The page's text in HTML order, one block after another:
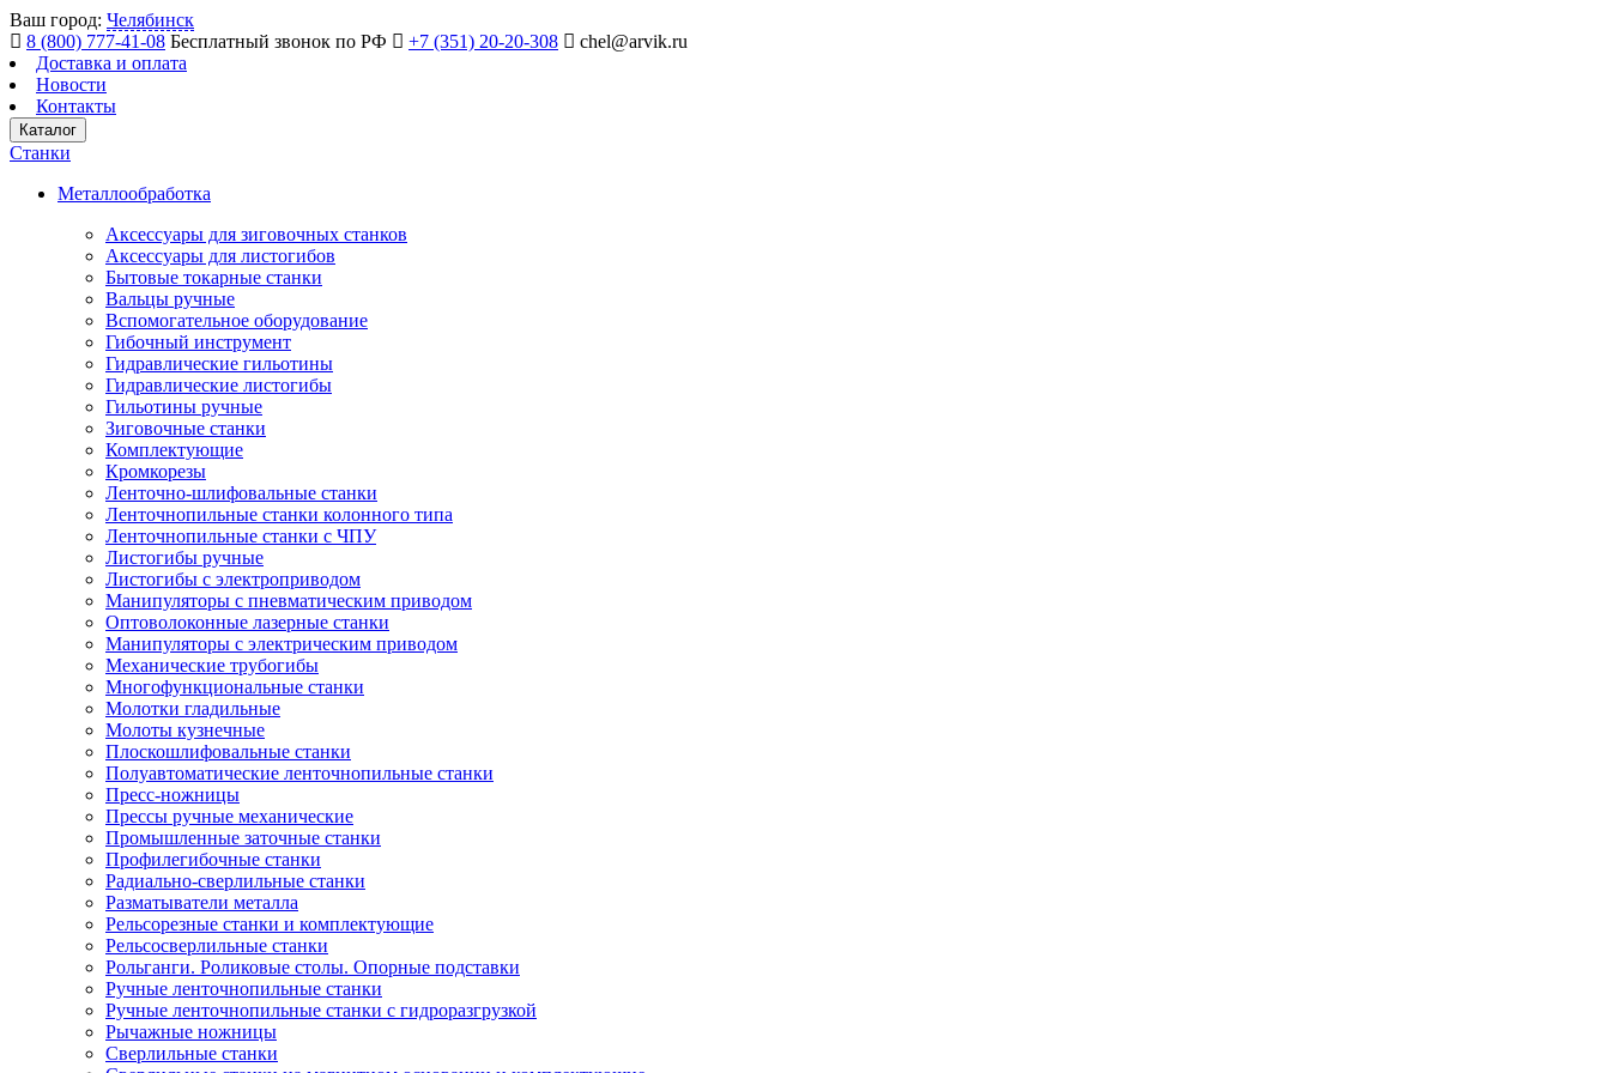
Ваш город: Челябинск
8 (800) 777-41-08 Бесплатный звонок по РФ +7 (351) 20-20-308
chel@arvik.ru
Доставка и оплата
Новости
Контакты
Каталог
Станки
Металлообработка
Аксессуары для зиговочных станков
Аксессуары для листогибов
Бытовые токарные станки
Вальцы ручные
Вспомогательное оборудование
Гибочный инструмент
Гидравлические гильотины
Гидравлические листогибы
Гильотины ручные
Зиговочные станки
Комплектующие
Кромкорезы
Ленточно-шлифовальные станки
Ленточнопильные станки колонного типа
Ленточнопильные станки с ЧПУ
Листогибы ручные
Листогибы с электроприводом
Манипуляторы с пневматическим приводом
Оптоволоконные лазерные станки
Манипуляторы с электрическим приводом
Механические трубогибы
Многофункциональные станки
Молотки гладильные
Молоты кузнечные
Плоскошлифовальные станки
Полуавтоматические ленточнопильные станки
Пресс-ножницы
Прессы ручные механические
Промышленные заточные станки
Профилегибочные станки
Радиально-сверлильные станки
Разматыватели металла
Рельсорезные станки и комплектующие
Рельсосверлильные станки
Рольганги. Роликовые столы. Опорные подставки
Ручные ленточнопильные станки
Ручные ленточнопильные станки с гидроразгрузкой
Рычажные ножницы
Сверлильные станки